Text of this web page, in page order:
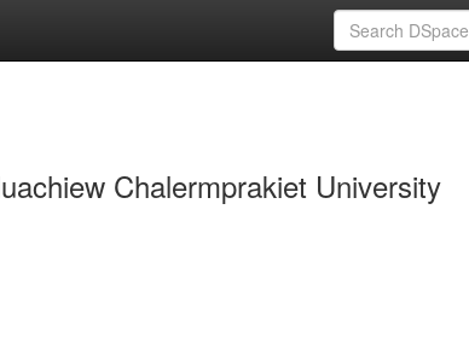
Chalermprakiet University